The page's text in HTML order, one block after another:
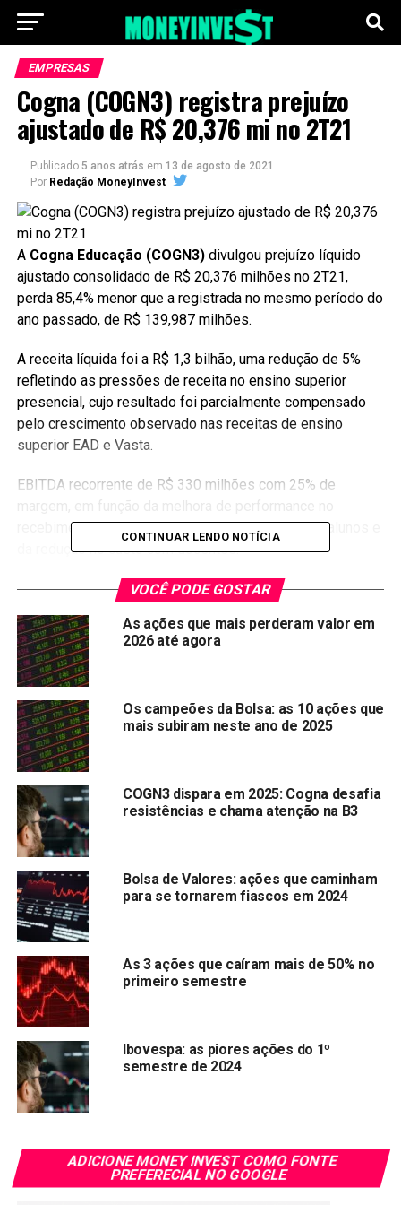
EMPRESAS
Cogna (COGN3) registra prejuízo
ajustado de R$ 20,376 mi no 2T21
Publicado 5 anos atrás em 13 de agosto de 2021
Por Redação MoneyInvest
A Cogna Educação (COGN3)divulgou prejuízo líquido
ajustado consolidado de R$ 20,376 milhões no 2T21,
perda 85,4% menor que a registrada no mesmo período do
ano passado, de R$ 139,987 milhões.
A receita líquida foi a R$ 1,3 bilhão, uma redução de 5%
refletindo as pressões de receita no ensino superior
presencial, cujo resultado foi parcialmente compensado
pelo crescimento observado nas receitas de ensino
superior EAD e Vasta.
EBITDA recorrente de R$ 330 milhões com 25% de
recebimento, uma maior adimplência dos nossos alunos e
da redução no custo com docentes.
Segundo a empresa, essa melhora refletiu em uma menor
ensino superior pagante e nos produtos de parcelamento
(PEP/PMT) comparado ao 2T20.
Desempenho operacional
A base de alunos de graduação diminuiu 1,7% no 2T21
como consequência da redução observada na base de
compensada pelo ensino digital que manteve a tendência
observada nos últimos trimestres e cresceu 12,4% no
período.
Ao longo do primeiro semestre, principalmente durante o
2T21, o número de Polos de Educação à Distância cresceu
40%, atingindo 2.168 unidades em junho. Tal crescimento
nos próximos ciclos e para a base total de alunos EAD
nos próximos anos.
DIVIDENDOS
A Cogna Educação informou em razão do prejuízo
verificado no período e das circunstancias impostas pela
COGN3 opera em alta após
CONTINUAR LENDO NOTÍCIA
VOCÊ PODE GOSTAR
As ações que mais perderam valor em
2026 até agora
Os campeões da Bolsa: as 10 ações que
mais subiram neste ano de 2025
COGN3 dispara em 2025: Cogna desafia
resistências e chama atenção na B3
Bolsa de Valores: ações que caminham
para se tornarem fiascos em 2024
As 3 ações que caíram mais de 50% no
primeiro semestre
Ibovespa: as piores ações do 1º
semestre de 2024
ADICIONE MONEY INVEST COMO FONTE
PREFERECIAL NO GOOGLE